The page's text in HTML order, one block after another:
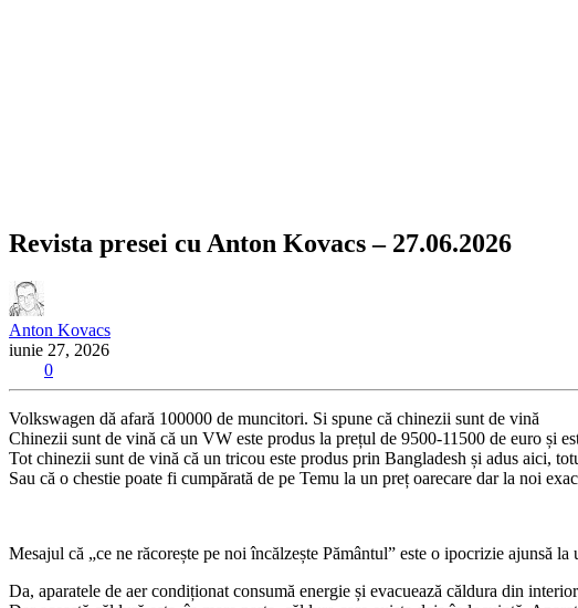
Revista presei cu Anton Kovacs – 27.06.2026
Anton Kovacs
iunie 27, 2026
0
Volkswagen dă afară 100000 de muncitori. Si spune că chinezii sunt de vină
Chinezii sunt de vină că un VW este produs la prețul de 9500-11500 de euro și
Tot chinezii sunt de vină că un tricou este produs prin Bangladesh și adus aici,
Sau că o chestie poate fi cumpărată de pe Temu la un preț oarecare dar la noi
Mesajul că „ce ne răcorește pe noi încălzește Pământul” este o ipocrizie ajunsă
Da, aparatele de aer condiționat consumă energie și evacuează căldura din